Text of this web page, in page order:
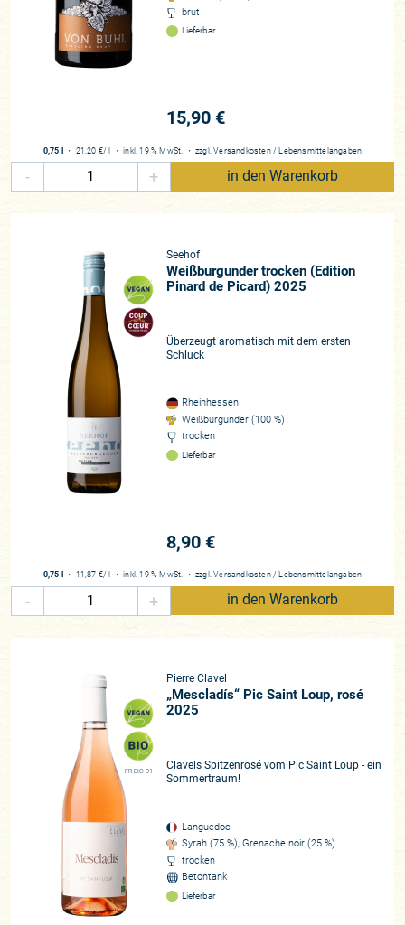
brut
Lieferbar
15,90 €
0,75 l ・ 21,20 €/ l ・inkl. 19 % MwSt. ・ zzgl.Versandkosten / Lebensmittelangaben
- + in den Warenkorb
Seehof
Weißburgunder trocken (Edition
Pinard de Picard) 2025
Überzeugt aromatisch mit dem ersten
Schluck
Rheinhessen
Weißburgunder (100 %)
trocken
Lieferbar
8,90 €
0,75 l ・ 11,87 €/ l ・inkl. 19 % MwSt. ・ zzgl.Versandkosten / Lebensmittelangaben
- + in den Warenkorb
FR-BIO-01
Pierre Clavel
„Mescladís“ Pic Saint Loup, rosé
2025
Clavels Spitzenrosé vom Pic Saint Loup - ein
Sommertraum!
Languedoc
Syrah (75 %), Grenache noir (25 %)
trocken
Betontank
Lieferbar